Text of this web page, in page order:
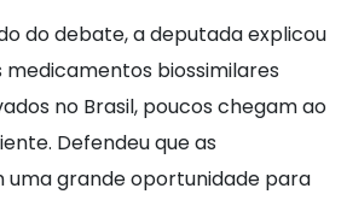
do debate, a deputada explicou
biossimilares
no Brasil, poucos chegam ao
Defendeu que as
uma grande oportunidade para